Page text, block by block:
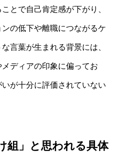
とで自己肯定感が下がり、
の低下や離職につながるケ
言葉が生まれる背景には、
ディアの印象に偏ってお
が十分に評価されていない
組」と思われる具体